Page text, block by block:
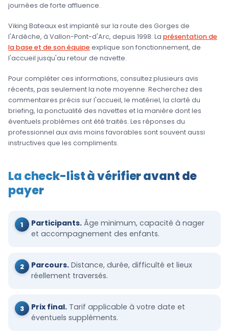
journées de forte affluence.
Viking Bateaux est implanté sur la route des Gorges de
l'Ardèche, à Vallon-Pont-d'Arc, depuis 1998. La présentation de
la base et de son équipeexplique son fonctionnement, de
l'accueil jusqu'au retour de navette.
Pour compléter ces informations, consultez plusieurs avis
récents, pas seulement la note moyenne. Recherchez des
commentaires précis sur l'accueil, le matériel, la clarté du
briefing, la ponctualité des navettes et la manière dont les
éventuels problèmes ont été traités. Les réponses du
professionnel aux avis moins favorables sont souvent aussi
instructives que les compliments.
La check-list à vérifier avant de
payer
Participants.Âge minimum, capacité à nager
et accompagnement des enfants.
Parcours.Distance, durée, difficulté et lieux
réellement traversés.
Prix final.Tarif applicable à votre date et
éventuels suppléments.